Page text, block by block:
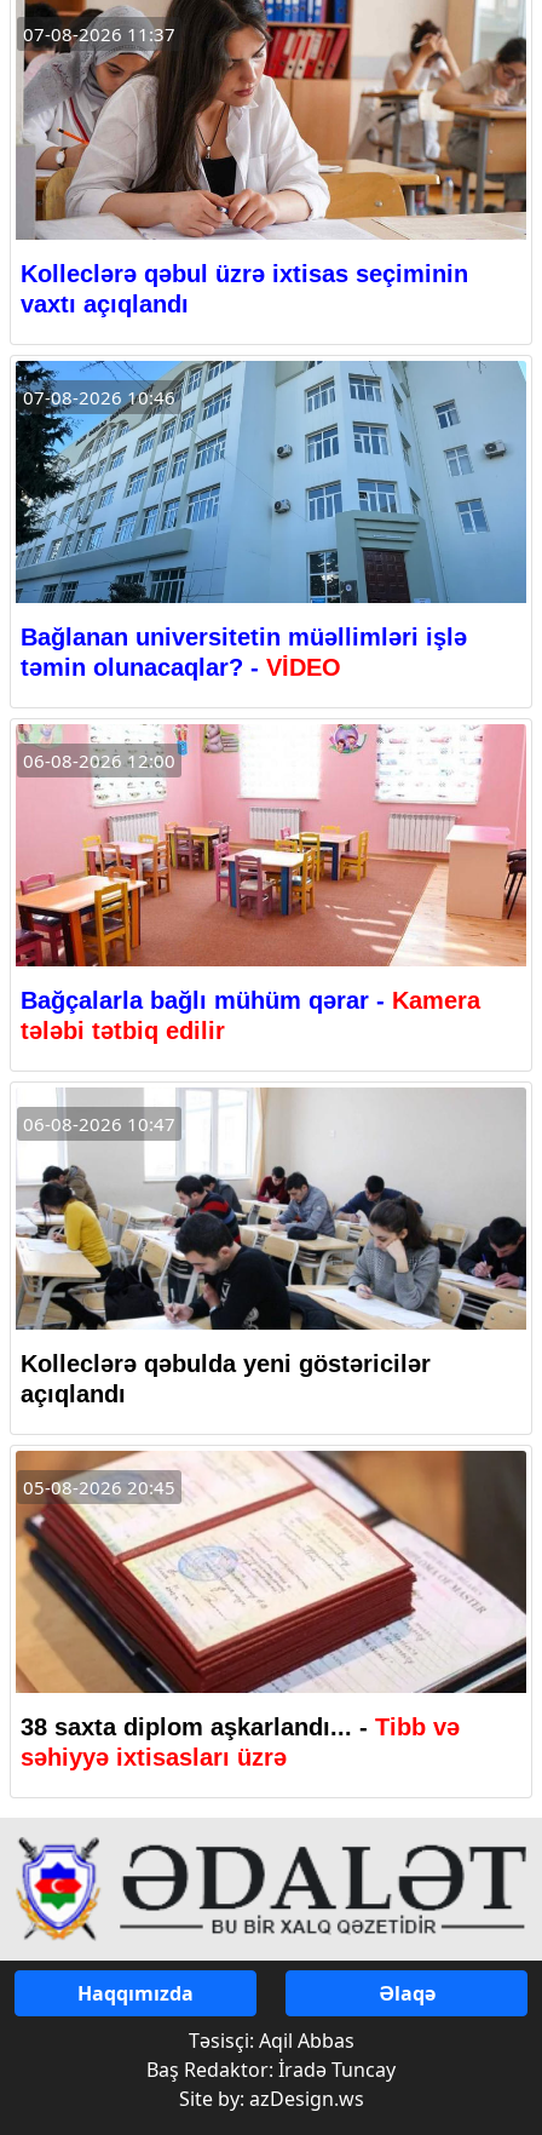
07-08-2026 11:37
Kolleclərə qəbul üzrə ixtisas seçiminin
vaxtı açıqlandı
07-08-2026 10:46
Bağlanan universitetin müəllimləri işlə
təmin olunacaqlar? - VİDEO
06-08-2026 12:00
Bağçalarla bağlı mühüm qərar - Kamera
tələbi tətbiq edilir
06-08-2026 10:47
Kolleclərə qəbulda yeni göstəricilər
açıqlandı
05-08-2026 20:45
38 saxta diplom aşkarlandı... - Tibb və
səhiyyə ixtisasları üzrə
Haqqımızda
Əlaqə
Təsisçi: Aqil Abbas
Baş Redaktor: İradə Tuncay
Site by: azDesign.ws